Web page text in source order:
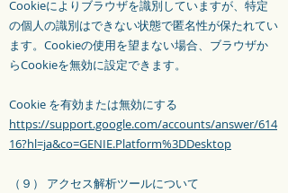
Cookieによりブラウザを識別していますが、特定
の個人の識別はできない状態で匿名性が保たれてい
ます。Cookieの使用を望まない場合、ブラウザか
らCookieを無効に設定できます。
Cookie を有効または無効にする
https://support.google.com/accounts/answer/614
16?hl=ja&co=GENIE.Platform%3DDesktop
（９） アクセス解析ツールについて